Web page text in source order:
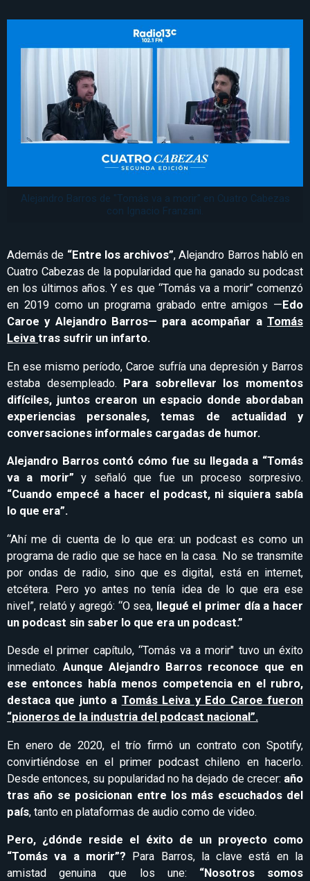
Alejandro Barros de "Tomás va a morir" en Cuatro Cabezas
con Ignacio Franzani.
Además de “Entre los archivos”, Alejandro Barros habló en
Cuatro Cabezas de la popularidad que ha ganado su podcast
en los últimos años. Y es que “Tomás va a morir” comenzó
en 2019 como un programa grabado entre amigos —Edo
Caroe y Alejandro Barros— para acompañar a Tomás
Leiva tras sufrir un infarto.
En ese mismo período, Caroe sufría una depresión y Barros
estaba desempleado. Para sobrellevar los momentos
difíciles, juntos crearon un espacio donde abordaban
experiencias personales, temas de actualidad y
conversaciones informales cargadas de humor.
Alejandro Barros contó cómo fue su llegada a “Tomás
va a morir” y señaló que fue un proceso sorpresivo.
“Cuando empecé a hacer el podcast, ni siquiera sabía
lo que era”.
“Ahí me di cuenta de lo que era: un podcast es como un
programa de radio que se hace en la casa. No se transmite
por ondas de radio, sino que es digital, está en internet,
etcétera. Pero yo antes no tenía idea de lo que era ese
nivel”, relató y agregó: “O sea, llegué el primer día a hacer
un podcast sin saber lo que era un podcast.”
Desde el primer capítulo, “Tomás va a morir" tuvo un éxito
inmediato. Aunque Alejandro Barros reconoce que en
ese entonces había menos competencia en el rubro,
destaca que junto a Tomás Leiva y Edo Caroe fueron
“pioneros de la industria del podcast nacional”.
En enero de 2020, el trío firmó un contrato con Spotify,
convirtiéndose en el primer podcast chileno en hacerlo.
Desde entonces, su popularidad no ha dejado de crecer: año
tras año se posicionan entre los más escuchados del
país, tanto en plataformas de audio como de video.
Pero, ¿dónde reside el éxito de un proyecto como
“Tomás va a morir”? Para Barros, la clave está en la
amistad genuina que los une: “Nosotros somos